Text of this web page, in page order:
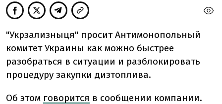
"Укрзализныця" просит Антимонопольный
комитет Украины как можно быстрее
разобраться в ситуации и разблокировать
процедуру закупки дизтоплива.
Об этом говорится в сообщении компании.